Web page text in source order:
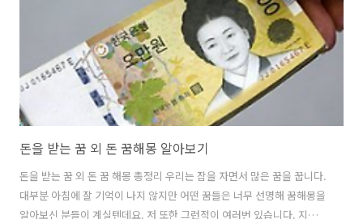
돈을 받는 꿈 외 돈 꿈해몽 알아보기
돈을 받는 꿈 외 돈 꿈 해몽 총정리 우리는 잠을 자면서 많은 꿈을 꿉니다.
대부분 아침에 잘 기억이 나지 않지만 어떤 꿈들은 너무 선명해 꿈해몽을
알아보신 분들이 계실텐데요. 저 또한 그런적이 여러번 있습니다. 지난